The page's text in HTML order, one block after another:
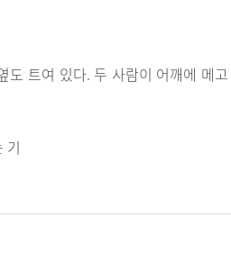
도 트여 있다. 두 사람이 어깨에 메
기